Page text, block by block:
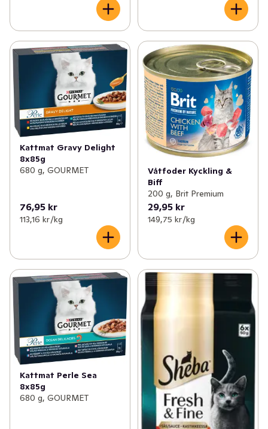
Kattmat Gravy Delight
8x85g
680 g, GOURMET
76,95 kr
113,16 kr /kg
Våtfoder Kyckling &
Biff
200 g, Brit Premium
29,95 kr
149,75 kr /kg
Kattmat Perle Sea
8x85g
680 g, GOURMET